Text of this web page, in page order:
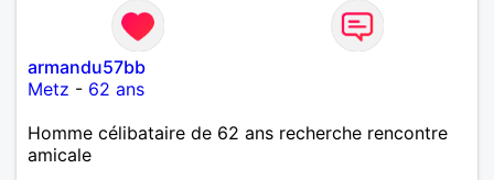
armandu57bb
Metz - 62 ans
Homme célibataire de 62 ans recherche rencontre
amicale